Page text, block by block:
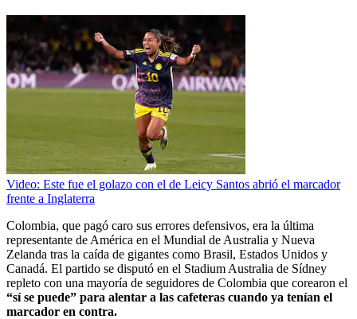
Video: Este fue el golazo con el de Leicy Santos abrió el marcador
frente a Inglaterra
Colombia, que pagó caro sus errores defensivos, era la última
representante de América en el Mundial de Australia y Nueva
Zelanda tras la caída de gigantes como Brasil, Estados Unidos y
Canadá. El partido se disputó en el Stadium Australia de Sídney
repleto con una mayoría de seguidores de Colombia que corearon el
“sí se puede” para alentar a las cafeteras cuando ya tenían el
marcador en contra.